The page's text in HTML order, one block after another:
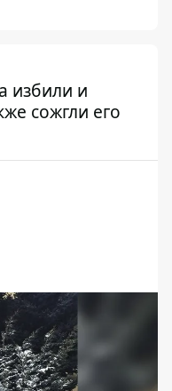
избили и
сожгли его